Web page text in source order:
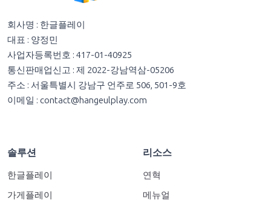
회사명 : 한글플레이
대표 : 양정민
사업자등록번호 : 417-01-40925
통신판매업신고 : 제 2022-강남역삼-05206
주소 : 서울특별시 강남구 언주로 506, 501-9호
이메일 : contact@hangeulplay.com
솔루션
한글플레이
가게플레이
리소스
연혁
메뉴얼